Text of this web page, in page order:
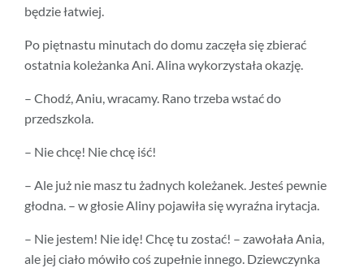
będzie łatwiej.
Po piętnastu minutach do domu zaczęła się zbierać
ostatnia koleżanka Ani. Alina wykorzystała okazję.
– Chodź, Aniu, wracamy. Rano trzeba wstać do
przedszkola.
– Nie chcę! Nie chcę iść!
– Ale już nie masz tu żadnych koleżanek. Jesteś pewnie
głodna. – w głosie Aliny pojawiła się wyraźna irytacja.
– Nie jestem! Nie idę! Chcę tu zostać! – zawołała Ania,
ale jej ciało mówiło coś zupełnie innego. Dziewczynka